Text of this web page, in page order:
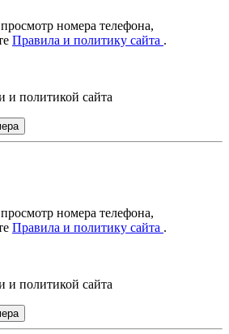
номера телефона,
Правила и политику сайта .
и политикой сайта
номера телефона,
Правила и политику сайта .
и политикой сайта